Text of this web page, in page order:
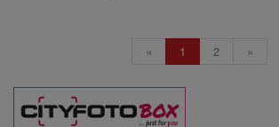
« 1 2 »